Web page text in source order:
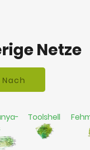
Netze
Toolshell